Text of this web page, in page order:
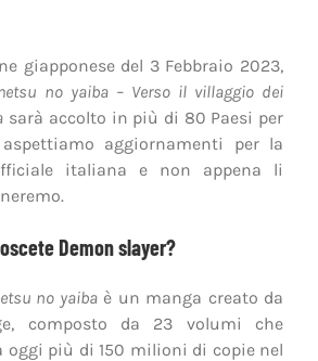
giapponese del 3 Febbraio 2023,
no yaiba – Verso il villaggio dei
sarà accolto in più di 80 Paesi per
aggiornamenti per la
italiana e non appena li
Demon slayer?
no yaibaè un manga creato da
composto da 23 volumi che
oggi più di 150 milioni di copie nel